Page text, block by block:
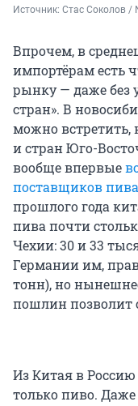
Источник: Стас Соколов /
Впрочем, в
импортёрам есть
рынку — даже без
стран». В
можно
и стран Юго-
вообще впервые
поставщиков
прошлого года
пива почти
Чехии: 30 и 33
Германии им,
тонн), но
пошлин позволит
Из Китая в Россию
только пиво. Даже